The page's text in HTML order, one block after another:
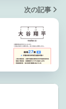
次の記事